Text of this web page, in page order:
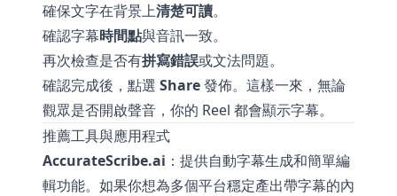
確保文字在背景上清楚可讀。
確認字幕時間點與音訊一致。
再次檢查是否有拼寫錯誤或文法問題。
確認完成後，點選 Share發佈。這樣一來，無論
觀眾是否開啟聲音，你的 Reel 都會顯示字幕。
推薦工具與應用程式
AccurateScribe.ai ：提供自動字幕生成和簡單編
輯功能。如果你想為多個平台穩定產出帶字幕的內